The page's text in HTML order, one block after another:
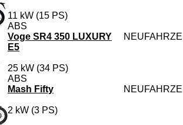
11 kW (15 PS)
ABS
Voge SR4 350 LUXURY
E5
25 kW (34 PS)
ABS
Mash Fifty
2 kW (3 PS)